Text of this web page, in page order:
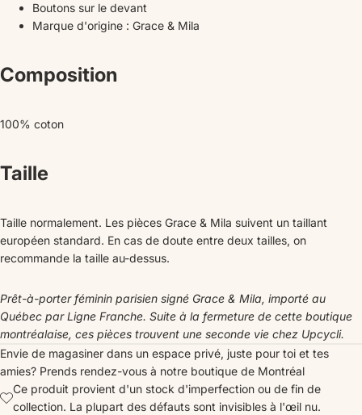
Boutons sur le devant
Marque d'origine : Grace & Mila
Composition
100% coton
Taille
Taille normalement. Les pièces Grace & Mila suivent un taillant
européen standard. En cas de doute entre deux tailles, on
recommande la taille au-dessus.
Prêt-à-porter féminin parisien signé Grace & Mila, importé au
Québec par Ligne Franche. Suite à la fermeture de cette boutique
montréalaise, ces pièces trouvent une seconde vie chez Upcycli.
Envie de magasiner dans un espace privé, juste pour toi et tes
amies? Prends rendez-vous à notre boutique de Montréal
Ce produit provient d'un stock d'imperfection ou de fin de
collection. La plupart des défauts sont invisibles à l'œil nu.